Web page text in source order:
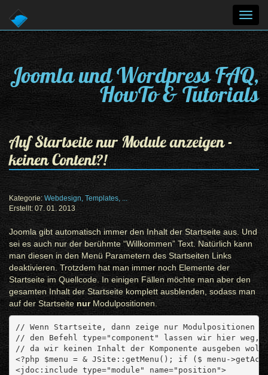
Joomla und Wordpress FAQ,
HowTo & Tutorials
Auf Startseite nur Module anzeigen -
keinen Content?!
Kategorie: Webdesign, Templates, ...
Erstellt: 07. 01. 2013
Joomla gibt automatisch immer den Inhalt der Startseite aus. Und
sei es auch nur der berühmte “Willkommen” Text. Natürlich kann
man diesen in den Menü Parametern des Startseiten Links
deaktivieren. Trotzdem hat man immer noch Elemente der
Startseite im Quellcode. In einigen Fällen möchte man aber den
gesamten Inhalt der Startseite komplett ausblenden, sodass man
auf der Startseite nurModulpositionen.
// Wenn Startseite, dann zeige nur Modulpositionen
// den Befehl type="component" lassen wir hier weg,
// da wir keinen Inhalt der Komponente ausgeben
<?php $menu = & JSite::getMenu(); if ($ menu-
<jdoc:include type="module" name="position">